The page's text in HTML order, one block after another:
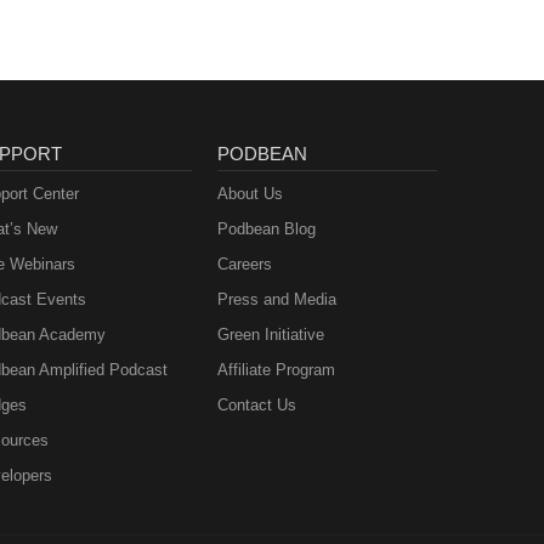
Center
New
Webinars
Events
Academy
Amplified Podcast
PODBEAN
About Us
Podbean Blog
Careers
Press and Media
Green Initiative
Affiliate Program
Contact Us